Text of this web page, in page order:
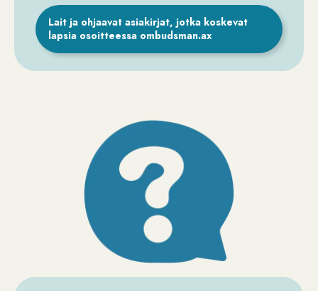
Lait ja ohjaavat asiakirjat, jotka koskevat
lapsia osoitteessa ombudsman.ax